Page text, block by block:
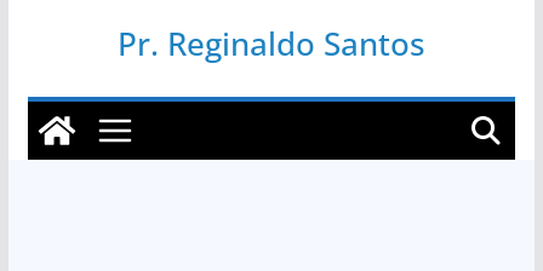
Pr. Reginaldo Santos